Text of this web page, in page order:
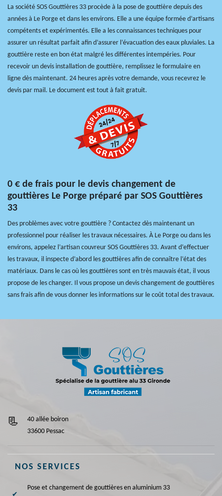
La société SOS Gouttières 33 procède à la pose de gouttière depuis des
années à Le Porge et dans les environs. Elle a une équipe formée d’artisans
compétents et expérimentés. Elle a les connaissances techniques pour
assurer un résultat parfait afin d’assurer l’évacuation des eaux pluviales. La
gouttière reste en bon état malgré les différentes intempéries. Pour
recevoir un devis installation de gouttière, remplissez le formulaire en
ligne dès maintenant. 24 heures après votre demande, vous recevrez le
devis par mail. Le document est tout à fait gratuit.
0 € de frais pour le devis changement de
gouttières Le Porge préparé par SOS Gouttières
33
Des problèmes avec votre gouttière ? Contactez dès maintenant un
professionnel pour réaliser les travaux nécessaires. À Le Porge ou dans les
environs, appelez l’artisan couvreur SOS Gouttières 33. Avant d’effectuer
les travaux, il inspecte d’abord les gouttières afin de connaître l’état des
matériaux. Dans le cas où les gouttières sont en très mauvais état, il vous
propose de les changer. Il vous propose un devis changement de gouttières
sans frais afin de vous donner les informations sur le coût total des travaux.
40 allée boiron
33600 Pessac
NOS SERVICES
Pose et changement de gouttières en aluminium 33